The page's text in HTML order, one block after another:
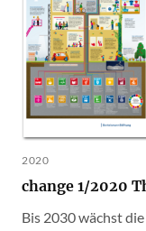
2020
change 1/2020
Bis 2030 wächst